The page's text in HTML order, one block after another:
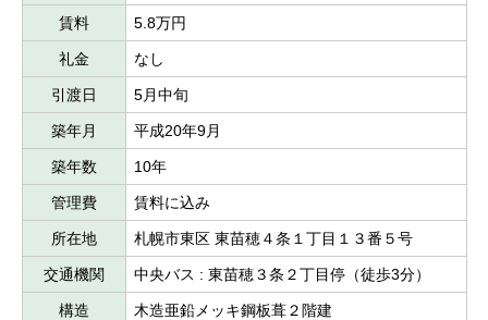
賃料 5.8万円
礼金 なし
引渡日 5月中旬
築年月 平成20年9月
築年数 10年
管理費 賃料に込み
所在地 札幌市東区 東苗穂４条１丁目１３番５号
交通機関 中央バス : 東苗穂３条２丁目停（徒歩3分）
構造 木造亜鉛メッキ鋼板葺２階建